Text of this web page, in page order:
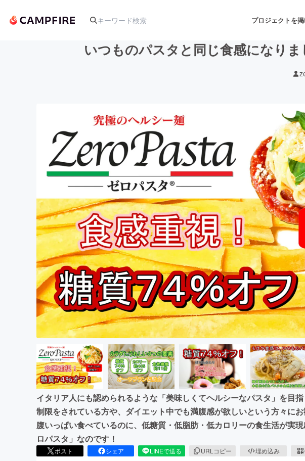
プロジェクトを
アート・写真
テクノロジー・ガジェット ゲーム・サービス開
映像・映画 書籍・雑誌出版
ビジネス・起業 チャレンジ
まちづくり・地域活性化
CAMPFIRE
CAMPFIRE
いつものパスタと同じ食感になり
イタリア人にも認められるような「美味しくてヘルシーなパスタ」を目
制限をされている方や、ダイエット中でも満腹感が欲しいという方々に
腹いっぱい食べているのに、低糖質・低脂肪・低カロリーの食生活が実
ロパスタ」なのです！
ポスト シェア LINEで送る URLコピー 埋め込み